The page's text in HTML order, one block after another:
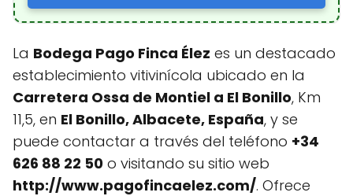
La Bodega Pago Finca Élez es un destacado
establecimiento vitivinícola ubicado en la
Carretera Ossa de Montiel a El Bonillo, Km
11,5, en El Bonillo, Albacete, España, y se
puede contactar a través del teléfono +34
626 88 22 50 o visitando su sitio web
http://www.pagofincaelez.com/. Ofrece